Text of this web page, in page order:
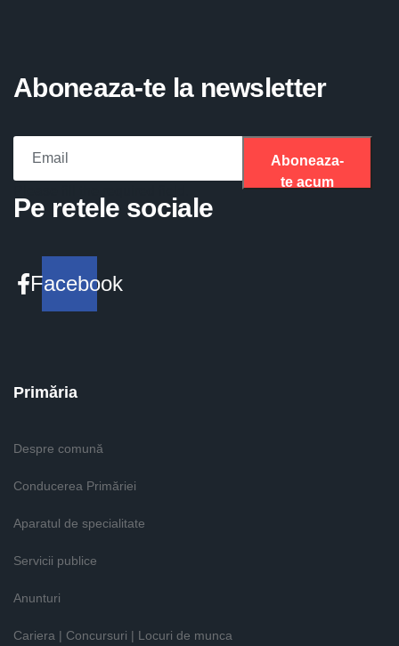
Aboneaza-te la newsletter
Aboneaza-
te acum
Pe retele sociale
Facebook
Primăria
Despre comună
Conducerea Primăriei
Aparatul de specialitate
Servicii publice
Anunturi
Cariera | Concursuri | Locuri de munca